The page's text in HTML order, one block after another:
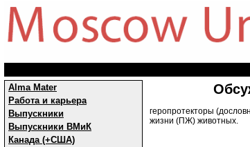
Alma Mater
Работа и карьера
Выпускники
Выпускники ВМиК
Канада (+США)
геропротекторы
жизни (ПЖ) животных.